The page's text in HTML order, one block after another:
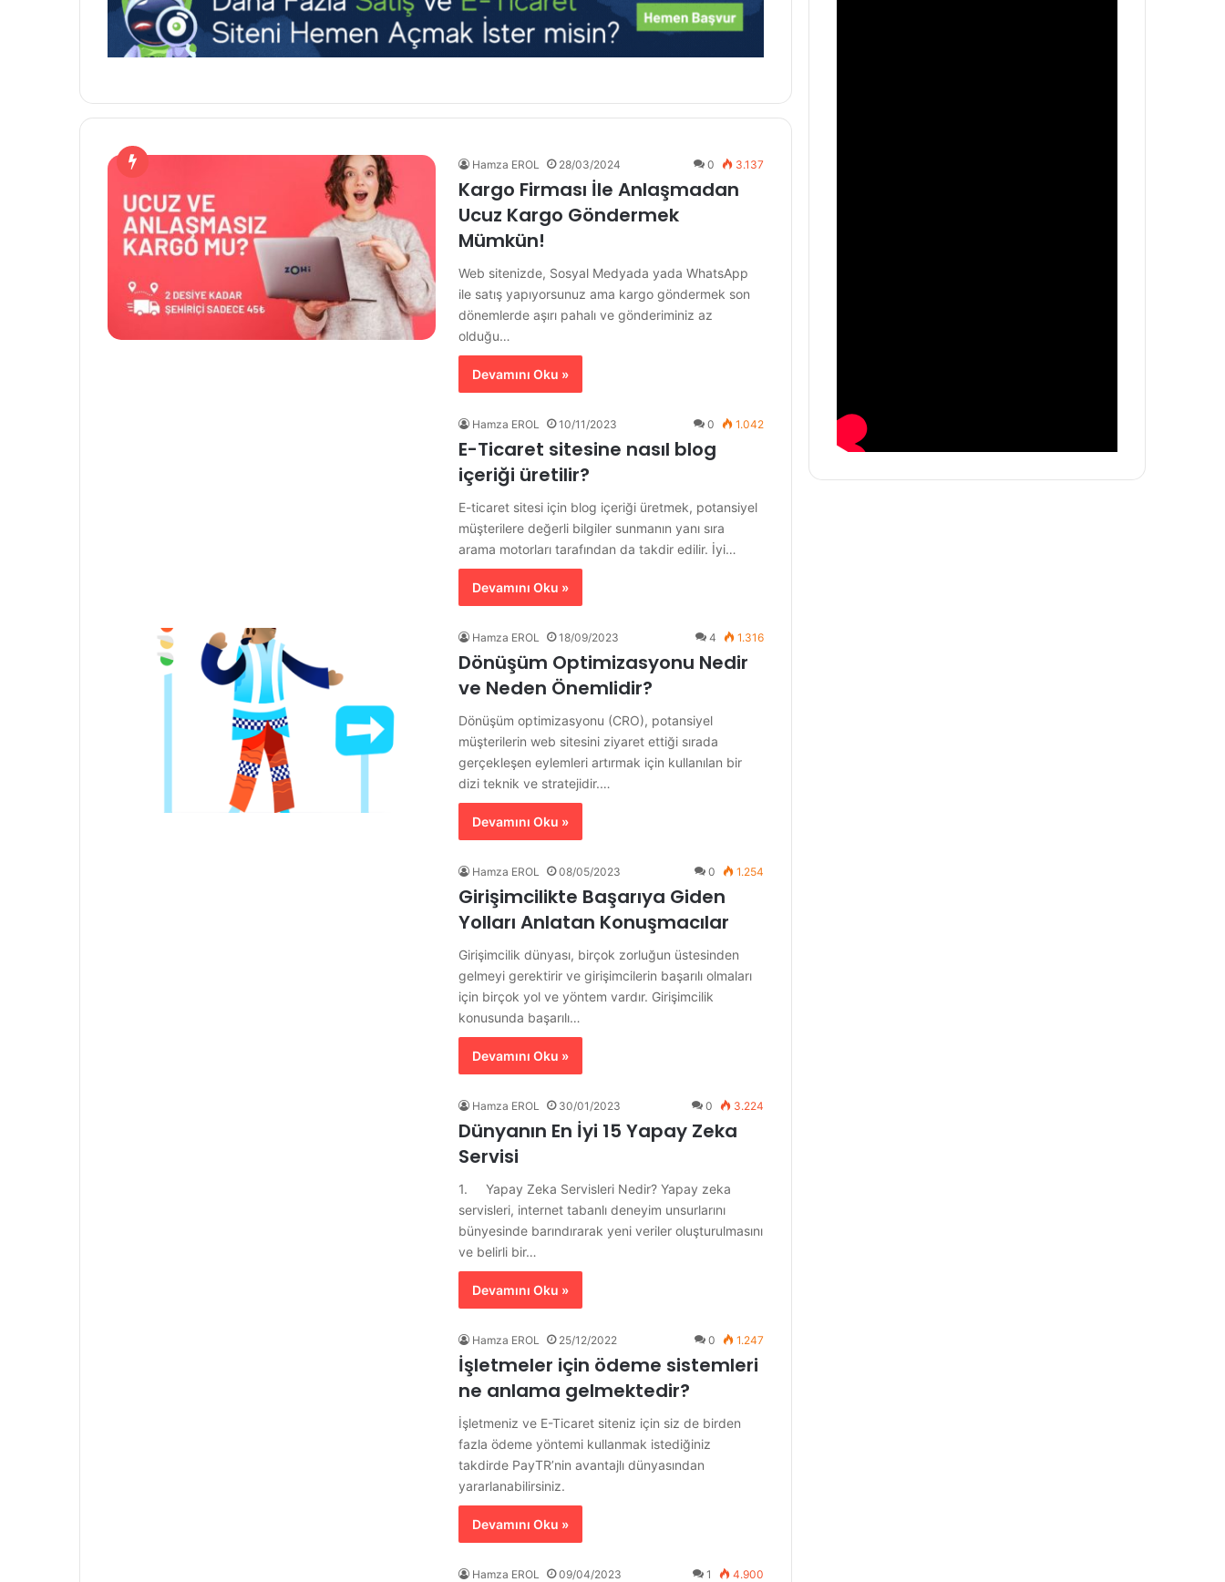
Hamza EROL 28/03/2024 0 3.137
Kargo Firması İle Anlaşmadan
Ucuz Kargo Göndermek
Mümkün!
Web sitenizde, Sosyal Medyada yada WhatsApp
ile satış yapıyorsunuz ama kargo göndermek son
dönemlerde aşırı pahalı ve gönderiminiz az
olduğu…
Devamını Oku »
Hamza EROL 10/11/2023 0 1.042
E-Ticaret sitesine nasıl blog
içeriği üretilir?
E-ticaret sitesi için blog içeriği üretmek, potansiyel
müşterilere değerli bilgiler sunmanın yanı sıra
arama motorları tarafından da takdir edilir. İyi…
Devamını Oku »
Hamza EROL 18/09/2023 4 1.316
Dönüşüm Optimizasyonu Nedir
ve Neden Önemlidir?
Dönüşüm optimizasyonu (CRO), potansiyel
müşterilerin web sitesini ziyaret ettiği sırada
gerçekleşen eylemleri artırmak için kullanılan bir
dizi teknik ve stratejidir.…
Devamını Oku »
Hamza EROL 08/05/2023 0 1.254
Girişimcilikte Başarıya Giden
Yolları Anlatan Konuşmacılar
Girişimcilik dünyası, birçok zorluğun üstesinden
gelmeyi gerektirir ve girişimcilerin başarılı olmaları
için birçok yol ve yöntem vardır. Girişimcilik
konusunda başarılı…
Devamını Oku »
Hamza EROL 30/01/2023 0 3.224
Dünyanın En İyi 15 Yapay Zeka
Servisi
1. Yapay Zeka Servisleri Nedir? Yapay zeka
servisleri, internet tabanlı deneyim unsurlarını
bünyesinde barındırarak yeni veriler oluşturulmasını
ve belirli bir…
Devamını Oku »
Hamza EROL 25/12/2022 0 1.247
İşletmeler için ödeme sistemleri
ne anlama gelmektedir?
İşletmeniz ve E-Ticaret siteniz için siz de birden
fazla ödeme yöntemi kullanmak istediğiniz
takdirde PayTR’nin avantajlı dünyasından
yararlanabilirsiniz.
Devamını Oku »
Hamza EROL 09/04/2023 1 4.900